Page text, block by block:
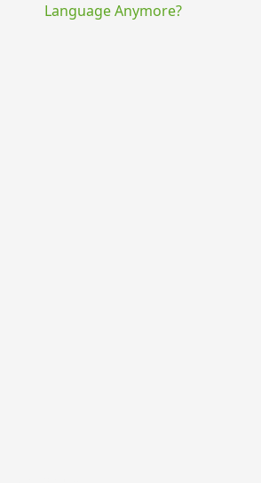
Language Anymore?